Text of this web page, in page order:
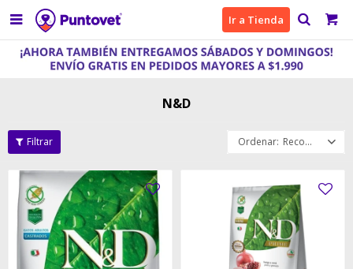
 Ir a Tienda
N&D
Recomendados